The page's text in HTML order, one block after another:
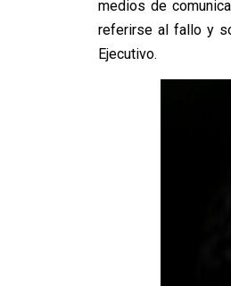
medios de
referirse al fallo y
Ejecutivo.